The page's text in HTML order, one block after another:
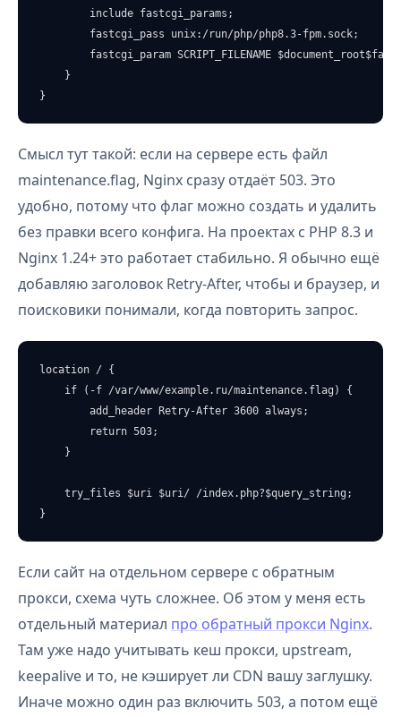
        include fastcgi_params;
        fastcgi_pass unix:/run/php/php8.3-fpm.sock;
fastcgi_param SCRIPT_FILENAME
    }
}
Смысл тут такой: если на сервере есть файл
maintenance.flag, Nginx сразу отдаёт 503. Это
удобно, потому что флаг можно создать и удалить
без правки всего конфига. На проектах с PHP 8.3 и
Nginx 1.24+ это работает стабильно. Я обычно ещё
добавляю заголовок Retry-After, чтобы и браузер, и
поисковики понимали, когда повторить запрос.
location / {
    if (-f /var/www/example.ru/maintenance.flag) {
        add_header Retry-After 3600 always;
        return 503;
    }
    try_files $uri $uri/ /index.php?$query_string;
}
Если сайт на отдельном сервере с обратным
прокси, схема чуть сложнее. Об этом у меня есть
отдельный материал про обратный прокси Nginx.
Там уже надо учитывать кеш прокси, upstream,
keepalive и то, не кэширует ли CDN вашу заглушку.
Иначе можно один раз включить 503, а потом ещё